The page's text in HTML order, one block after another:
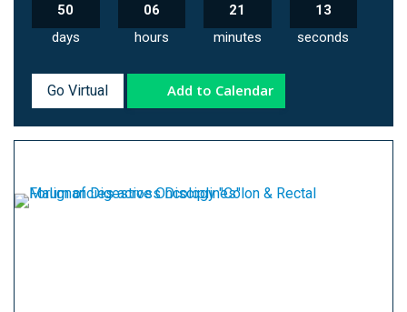
50
days
06
hours
21
minutes
12
seconds
Go Virtual Add to Calendar